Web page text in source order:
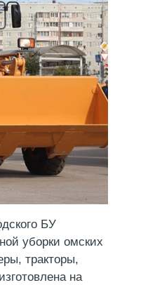
БУ
уборки омских
тракторы,
на